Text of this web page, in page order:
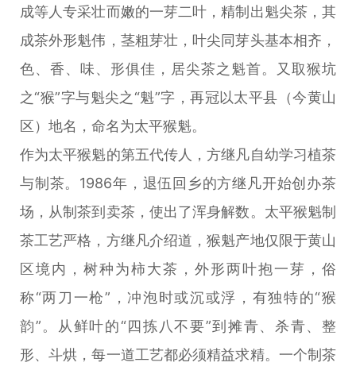
成等人专采壮而嫩的一芽二叶，精制出魁尖茶，其
成茶外形魁伟，茎粗芽壮，叶尖同芽头基本相齐，
色、香、味、形俱佳，居尖茶之魁首。又取猴坑
之“猴”字与魁尖之“魁”字，再冠以太平县（今黄山
区）地名，命名为太平猴魁。
作为太平猴魁的第五代传人，方继凡自幼学习植茶
与制茶。1986年，退伍回乡的方继凡开始创办茶
场，从制茶到卖茶，使出了浑身解数。太平猴魁制
茶工艺严格，方继凡介绍道，猴魁产地仅限于黄山
区境内，树种为柿大茶，外形两叶抱一芽，俗
称“两刀一枪”，冲泡时或沉或浮，有独特的“猴
韵”。从鲜叶的“四拣八不要”到摊青、杀青、整
形、斗烘，每一道工艺都必须精益求精。一个制茶